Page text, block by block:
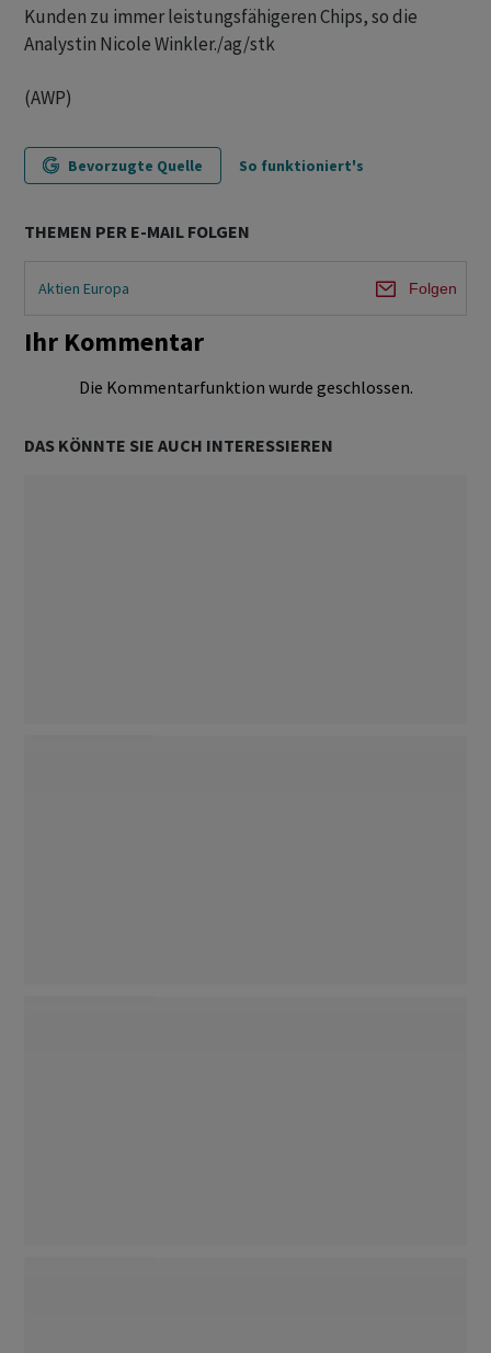
Kunden zu immer leistungsfähigeren Chips, so die
Analystin Nicole Winkler./ag/stk
(AWP)
Bevorzugte Quelle So funktioniert's
THEMEN PER E-MAIL FOLGEN
Aktien Europa Folgen
Ihr Kommentar
Die Kommentarfunktion wurde geschlossen.
DAS KÖNNTE SIE AUCH INTERESSIEREN